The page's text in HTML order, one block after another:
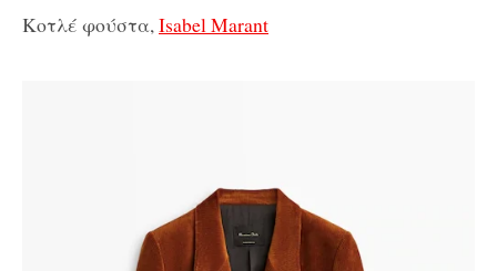
Κοτλέ φούστα, Isabel Marant